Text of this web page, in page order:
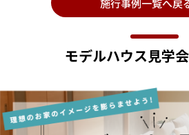
モデルハウス見学